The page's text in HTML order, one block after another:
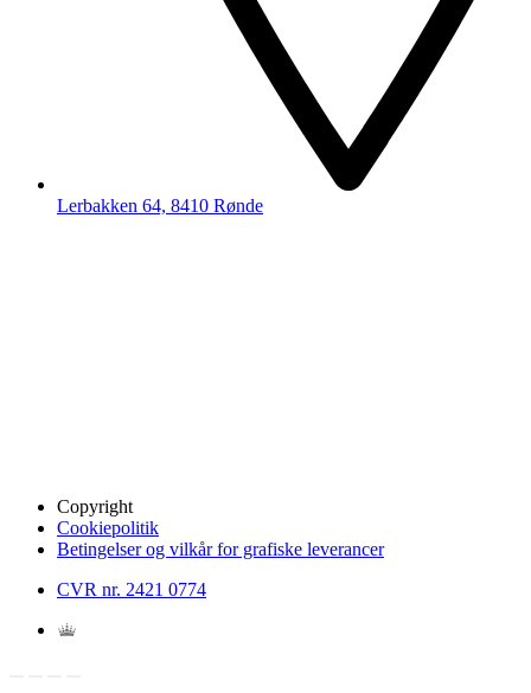
Lerbakken 64, 8410 Rønde
Copyright
Cookiepolitik
Betingelser og vilkår for grafiske leverancer
CVR nr. 2421 0774